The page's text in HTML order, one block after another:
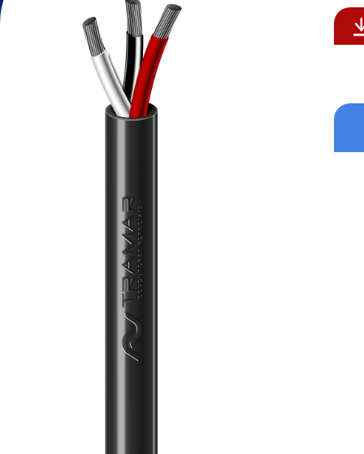
Formatos aceitos para
Enviar